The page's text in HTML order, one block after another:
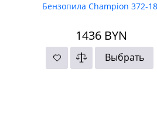
Бензопила Champion 372-18
1436 BYN
Выбрать